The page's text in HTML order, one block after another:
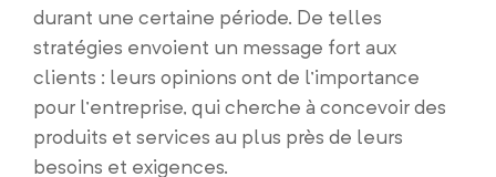
durant une certaine période. De telles
stratégies envoient un message fort aux
clients : leurs opinions ont de l’importance
pour l’entreprise, qui cherche à concevoir des
produits et services au plus près de leurs
besoins et exigences.